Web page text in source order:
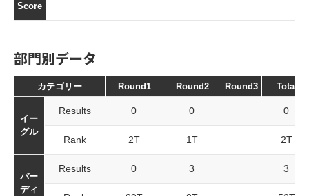
Score
部門別データ
カテゴリー Round1 Round2 Round3 Total
イー
グル
Results 0 0 0
Rank 2T 1T 2T
バー
ディ
Results 0 3 3